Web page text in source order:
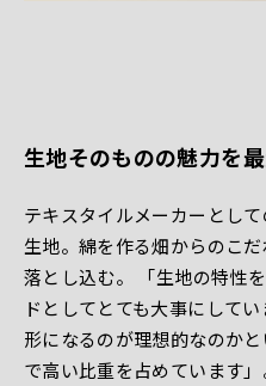
生地そのものの魅力を
テキスタイルメーカーとし
生地。綿を作る畑からのこ
落とし込む。 「生地の特性
ドとしてとても大事にして
形になるのが理想的なのか
で高い比重を占めています